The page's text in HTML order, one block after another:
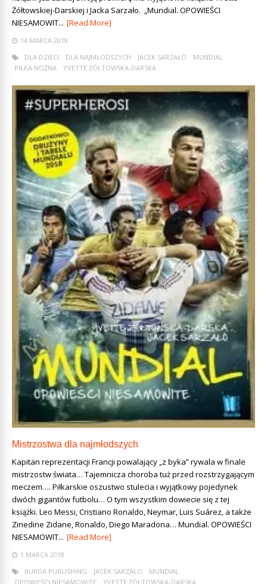
Żółtowskiej-Darskiej i Jacka Sarzało. „Mundial. OPOWIEŚCI
NIESAMOWIT... [Read More]
14 MARCA 2018
DLA DZIECI
DLA NAJMŁODSZYCH JACEK SARZAŁO
MUNDIAL
PIŁKA NOŻNA
YVETTE ŻÓŁTOWSKA-DARSKA
Mistrzostwa dla najmłodszych
Kapitan reprezentacji Francji powalający „z byka” rywala w finale
mistrzostw świata… Tajemnicza choroba tuż przed rozstrzygającym
meczem…. Piłkarskie oszustwo stulecia i wyjątkowy pojedynek
dwóch gigantów futbolu… O tym wszystkim dowiecie się z tej
książki. Leo Messi, Cristiano Ronaldo, Neymar, Luis Suárez, a także
Zinedine Zidane, Ronaldo, Diego Maradona… Mundial. OPOWIEŚCI
NIESAMOWIT... [Read More]
1 MARCA 2018
BURDA PUBLISHING
JACEK SARZAŁO
MUNDIAL
OPOWIEŚCI NIESAMOWITE
YVETTE ŻÓŁTOWSKA-DARSKA